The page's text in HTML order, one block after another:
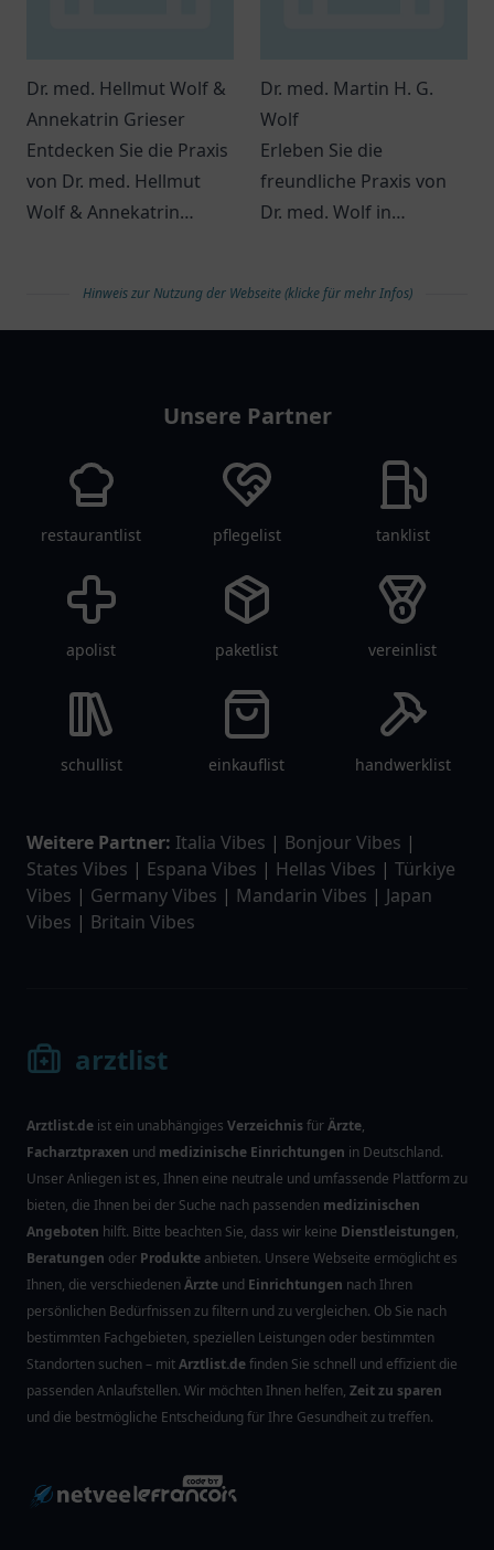
Dr. med. Hellmut Wolf &
Annekatrin Grieser
Entdecken Sie die Praxis
von Dr. med. Hellmut
Wolf & Annekatrin
individuelle
medizinische Betreuung.
Dr. med. Martin H. G.
Wolf
Erleben Sie die
freundliche Praxis von
Dr. med. Wolf in
im Mittelpunkt.
Hinweis zur Nutzung der Webseite (klicke für mehr Infos)
Unsere Partner
restaurantlist pflegelist tanklist
apolist paketlist vereinlist
schullist einkauflist handwerklist
Weitere Partner: Italia Vibes | Bonjour Vibes |
States Vibes | Espana Vibes | Hellas Vibes | Türkiye
Vibes | Germany Vibes | Mandarin Vibes | Japan
Vibes | Britain Vibes
arztlist
Arztlist.de ist ein unabhängiges VerzeichnisfürÄrzte,
Facharztpraxen und medizinische Einrichtungen in Deutschland.
Unser Anliegen ist es, Ihnen eine neutrale und umfassende Plattform zu
bieten, die Ihnen bei der Suche nach passenden medizinischen
Angeboten hilft. Bitte beachten Sie, dass wir keine Dienstleistungen,
Beratungen oder Produkte anbieten. Unsere Webseite ermöglicht es
Ihnen, die verschiedenenÄrzte und Einrichtungen nach Ihren
persönlichen Bedürfnissen zu filtern und zu vergleichen. Ob Sie nach
bestimmten Fachgebieten, speziellen Leistungen oder bestimmten
Standorten suchen – mitArztlist.definden Sie schnell und effizient die
passenden Anlaufstellen. Wir möchten Ihnen helfen, Zeit zu sparen
und die bestmögliche Entscheidung für Ihre Gesundheit zu treffen.